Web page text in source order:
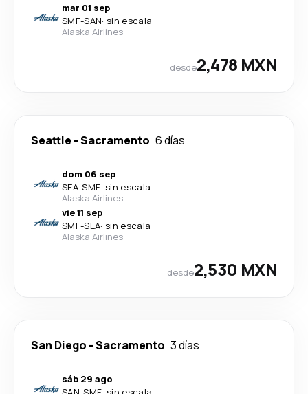
mar 01 sep
SMF-SAN· sin escala
Alaska Airlines
desde2,478 MXN
Seattle -Sacramento 6 días
dom 06 sep
SEA-SMF· sin escala
Alaska Airlines
vie 11 sep
SMF-SEA· sin escala
Alaska Airlines
desde2,530 MXN
San Diego -Sacramento 3 días
sáb 29 ago